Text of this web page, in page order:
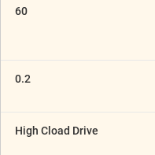
60
0.2
High Cload Drive